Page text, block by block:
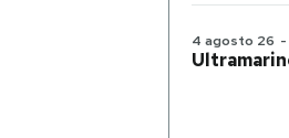
4 agosto 26 -